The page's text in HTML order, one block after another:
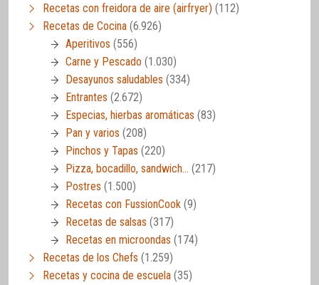
Recetas con freidora de aire (airfryer) (112)
Recetas de Cocina (6.926)
Aperitivos (556)
Carne y Pescado (1.030)
Desayunos saludables (334)
Entrantes (2.672)
Especias, hierbas aromáticas (83)
Pan y varios (208)
Pinchos y Tapas (220)
Pizza, bocadillo, sandwich… (217)
Postres (1.500)
Recetas con FussionCook (9)
Recetas de salsas (317)
Recetas en microondas (174)
Recetas de los Chefs (1.259)
Recetas y cocina de escuela (35)